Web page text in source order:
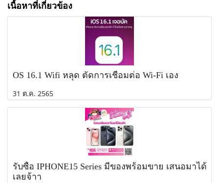
เนื้อหาที่เกี่ยวข้อง
OS 16.1 Wifi หลุด ตัดการเชื่อมต่อ Wi-Fi เอง
31 ต.ค. 2565
รับซื้อ IPHONE15 Series มีของพร้อมขาย เสนอมาได้
เลยจ้าา